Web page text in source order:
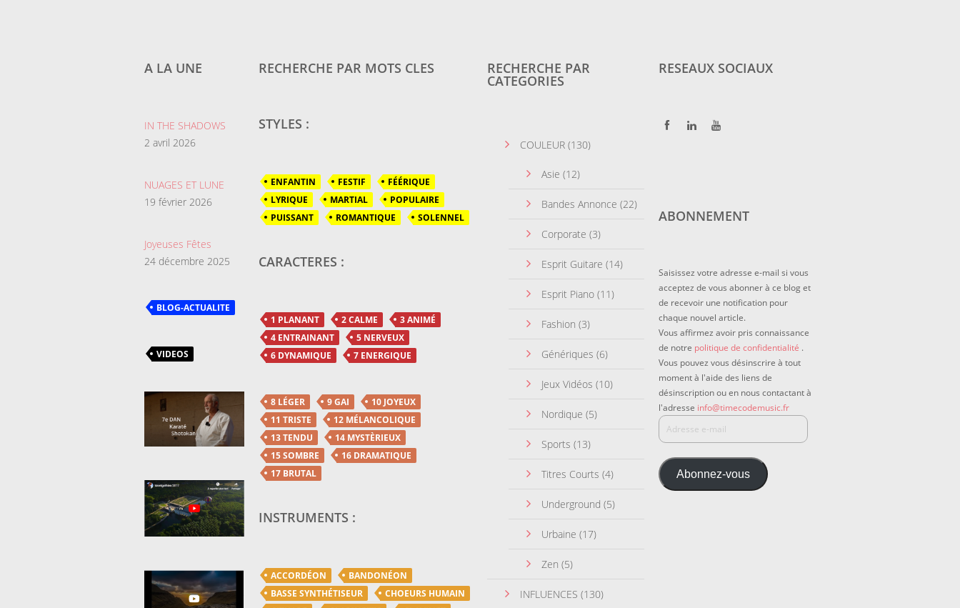
A LA UNE
IN THE SHADOWS
2 avril 2026
NUAGES ET LUNE
19 février 2026
Joyeuses Fêtes
24 décembre 2025
BLOG-ACTUALITE
VIDEOS
RECHERCHE PAR MOTS CLES
STYLES :
ENFANTIN FESTIF
FÉÉRIQUE
LYRIQUE
MARTIAL
POPULAIRE
PUISSANT
ROMANTIQUE SOLENNEL
CARACTERES :
1 PLANANT 2 CALME
3 ANIMÉ
4 ENTRAINANT
5 NERVEUX
6 DYNAMIQUE
7 ENERGIQUE
8 LÉGER 9 GAI
10 JOYEUX
11 TRISTE
12 MÉLANCOLIQUE
13 TENDU
14 MYSTÈRIEUX
15 SOMBRE
16 DRAMATIQUE
17 BRUTAL
INSTRUMENTS :
ACCORDÉON
BANDONÉON
BASSE SYNTHÉTISEUR
CHOEURS HUMAIN
RECHERCHE PAR
CATEGORIES
COULEUR (130)
Asie (12)
Bandes Annonce (22)
Corporate (3)
Esprit Guitare (14)
Esprit Piano (11)
Fashion (3)
Génériques (6)
Jeux Vidéos (10)
Nordique (5)
Sports (13)
Titres Courts (4)
Underground (5)
Urbaine (17)
Zen (5)
INFLUENCES (130)
RESEAUX SOCIAUX
ABONNEMENT
Saisissez votre adresse e-mail si vous
acceptez de vous abonner à ce blog et
de recevoir une notification pour
chaque nouvel article.
Vous affirmez avoir pris connaissance
de notre politique de confidentialité .
Vous pouvez vous désinscrire à tout
moment à l'aide des liens de
désinscription ou en nous contactant à
l'adresse info@timecodemusic.fr
Abonnez-vous